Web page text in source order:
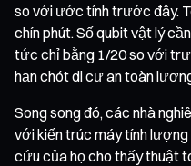
so với ước tính trước đây.
chín phút. Số qubit vật lý
tức chỉ bằng 1/20 so với
hạn chót di cư an toàn
Song song đó, các nhà
với kiến trúc máy tính
cứu của họ cho thấy thuật